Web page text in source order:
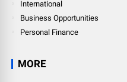
International
Business Opportunities
Personal Finance
MORE